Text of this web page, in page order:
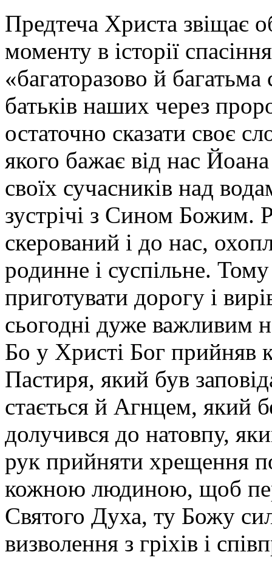
Предтеча Христа звіщає
моменту в історії
«багаторазово й
батьків наших через
остаточно сказати своє
якого бажає від нас
своїх сучасників над
зустрічі з Сином Божим.
скерований і до нас,
родинне і суспільне.
приготувати дорогу і
сьогодні дуже важливим
Бо у Христі Бог прийняв
Пастиря, який був
стається й Агнцем, який
долучився до натовпу,
рук прийняти хрещення
кожною людиною, щоб
Святого Духа, ту Божу
визволення з гріхів і